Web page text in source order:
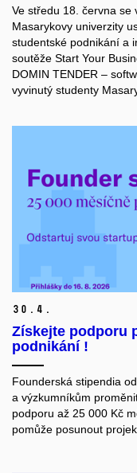
Ve středu 18. června se
Masarykovy univerzity
studentské podnikání a
soutěže Start Your
DOMIN TENDER –
vyvinutý studenty
30. 4.
Získejte podporu
podnikání !
Founderská stipendia
a výzkumníkům
podporu až 25 000 Kč
pomůže posunout